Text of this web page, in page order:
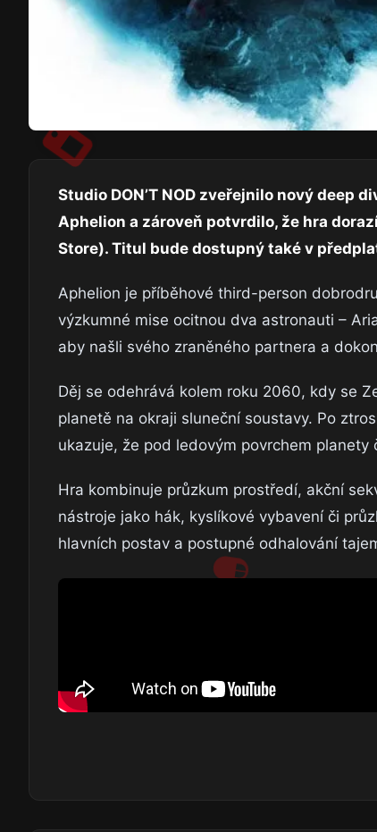
Studio DON’T NOD zveřejnilo nový
Aphelion a zároveň potvrdilo, že hra
Store). Titul bude dostupný také v
Aphelion je příběhové third-person
výzkumné mise ocitnou dva astronauti –
aby našli svého zraněného partnera a
Děj se odehrává kolem roku 2060, kdy se
planetě na okraji sluneční soustavy. Po
ukazuje, že pod ledovým povrchem planety
Hra kombinuje průzkum prostředí, akční
nástroje jako hák, kyslíkové vybavení či
hlavních postav a postupné odhalování